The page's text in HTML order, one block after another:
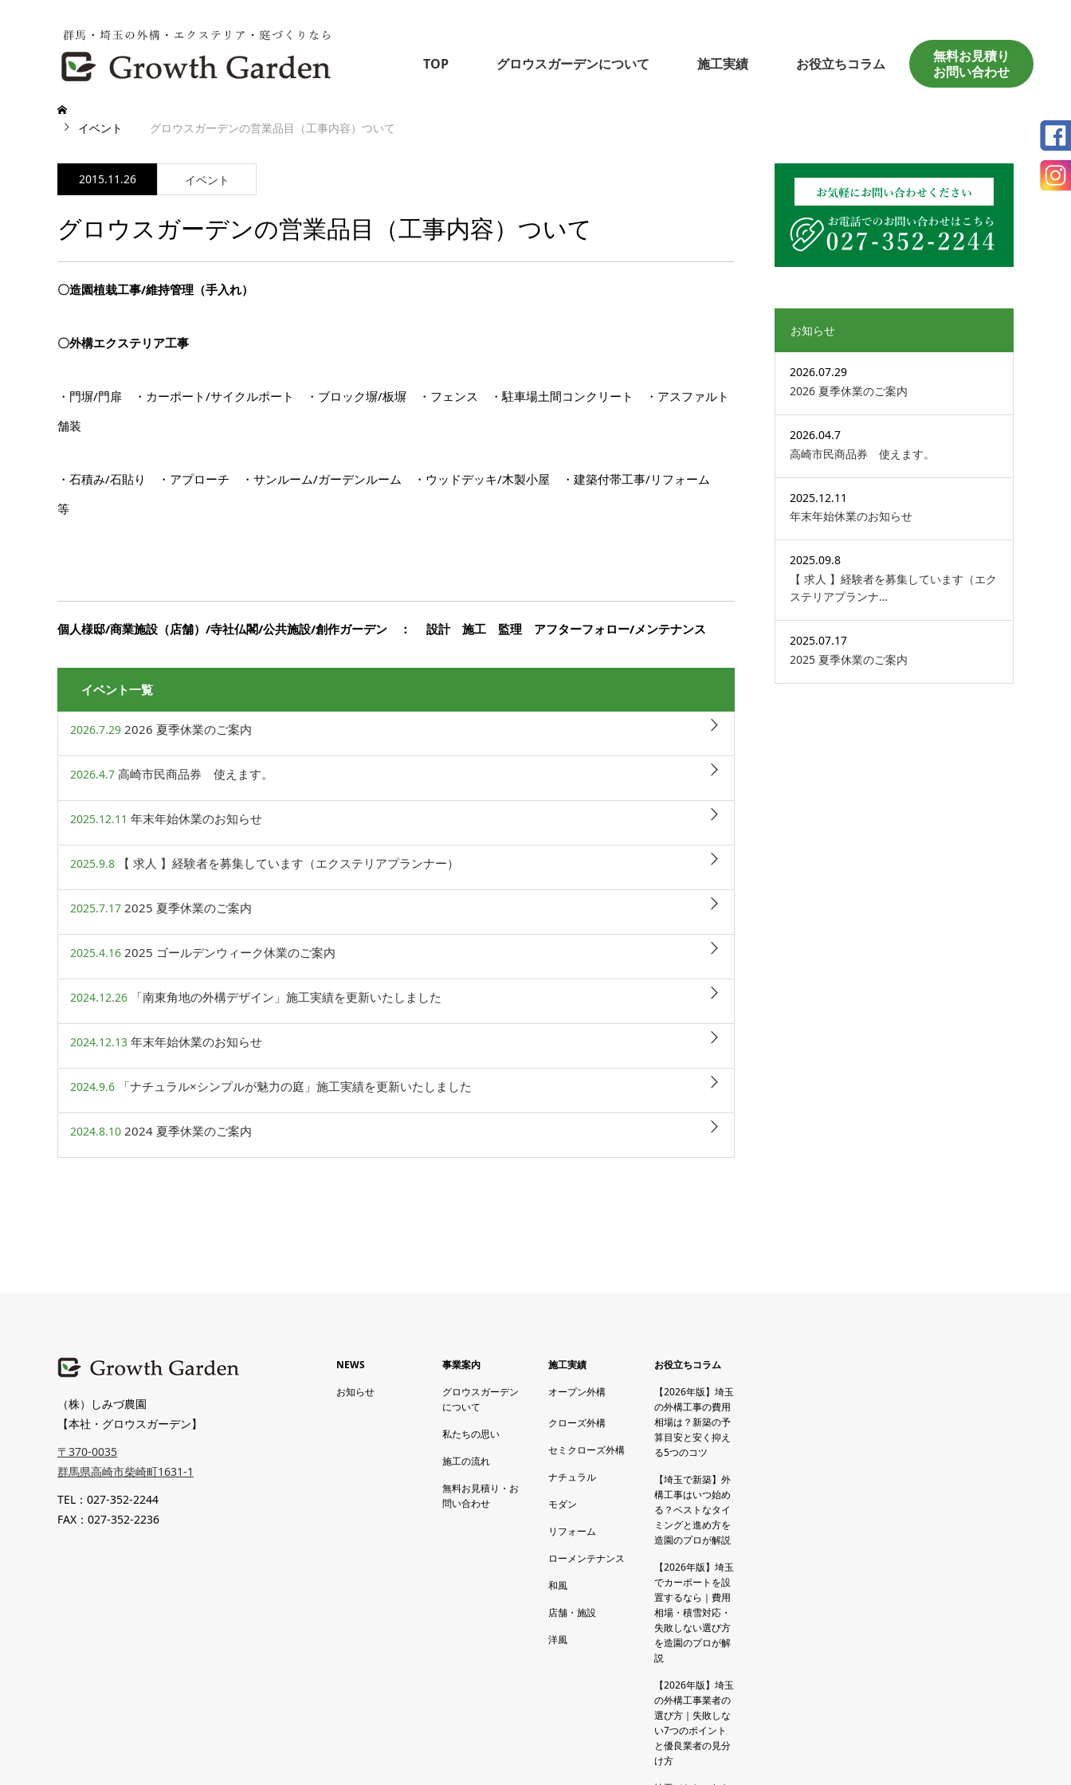
TOP グロウスガーデンについて 施工実績 お役立ちコラム
無料お見積り
お問い合わせ
イベント グロウスガーデンの営業品目（工事内容）ついて
2015.11.26 イベント
グロウスガーデンの営業品目（工事内容）ついて
〇造園植栽工事/維持管理（手入れ）
〇外構エクステリア工事
・門塀/門扉 ・カーポート/サイクルポート ・ブロック塀/板塀 ・フェンス ・駐車場土間コンクリート ・アスファルト
舗装
・石積み/石貼り ・アプローチ ・サンルーム/ガーデンルーム ・ウッドデッキ/木製小屋 ・建築付帯工事/リフォーム
等
個人様邸/商業施設（店舗）/寺社仏閣/公共施設/創作ガーデン ： 設計 施工 監理 アフターフォロー/メンテナンス
イベント一覧
2026.7.29 2026 夏季休業のご案内
2026.4.7 高崎市民商品券 使えます。
2025.12.11 年末年始休業のお知らせ
2025.9.8 【 求人 】経験者を募集しています（エクステリアプランナー）
2025.7.17 2025 夏季休業のご案内
2025.4.16 2025 ゴールデンウィーク休業のご案内
2024.12.26 「南東角地の外構デザイン」施工実績を更新いたしました
2024.12.13 年末年始休業のお知らせ
2024.9.6 「ナチュラル×シンプルが魅力の庭」施工実績を更新いたしました
2024.8.10 2024 夏季休業のご案内
お知らせ
2026.07.29
2026 夏季休業のご案内
2026.04.7
高崎市民商品券 使えます。
2025.12.11
年末年始休業のお知らせ
2025.09.8
【 求人 】経験者を募集しています（エク
ステリアプランナ…
2025.07.17
2025 夏季休業のご案内
NEWS
お知らせ
事業案内
グロウスガーデン
について
私たちの思い
施工の流れ
無料お見積り・お
問い合わせ
施工実績
オープン外構
クローズ外構
セミクローズ外構
ナチュラル
モダン
リフォーム
ローメンテナンス
和風
店舗・施設
洋風
お役立ちコラム
【2026年版】埼玉
の外構工事の費用
相場は？新築の予
算目安と安く抑え
る5つのコツ
【埼玉で新築】外
構工事はいつ始め
る？ベストなタイ
ミングと進め方を
造園のプロが解説
【2026年版】埼玉
でカーポートを設
置するなら｜費用
相場・積雪対応・
失敗しない選び方
を造園のプロが解
説
【2026年版】埼玉
の外構工事業者の
選び方｜失敗しな
い7つのポイント
と優良業者の見分
け方
（株）しみづ農園
【本社・グロウスガーデン】
〒370-0035
群馬県高崎市柴崎町1631-1
TEL：027-352-2244
FAX：027-352-2236